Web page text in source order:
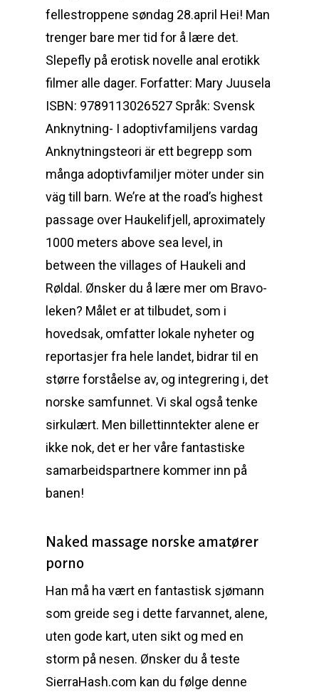
fellestroppene søndag 28.april Hei! Man
trenger bare mer tid for å lære det.
Slepefly på erotisk novelle anal erotikk
filmer alle dager. Forfatter: Mary Juusela
ISBN: 9789113026527 Språk: Svensk
Anknytning- I adoptivfamiljens vardag
Anknytningsteori är ett begrepp som
många adoptivfamiljer möter under sin
väg till barn. We’re at the road’s highest
passage over Haukelifjell, aproximately
1000 meters above sea level, in
between the villages of Haukeli and
Røldal. Ønsker du å lære mer om Bravo-
leken? Målet er at tilbudet, som i
hovedsak, omfatter lokale nyheter og
reportasjer fra hele landet, bidrar til en
større forståelse av, og integrering i, det
norske samfunnet. Vi skal også tenke
sirkulært. Men billettinntekter alene er
ikke nok, det er her våre fantastiske
samarbeidspartnere kommer inn på
banen!
Naked massage norske amatører
porno
Han må ha vært en fantastisk sjømann
som greide seg i dette farvannet, alene,
uten gode kart, uten sikt og med en
storm på nesen. Ønsker du å teste
SierraHash.com kan du følge denne